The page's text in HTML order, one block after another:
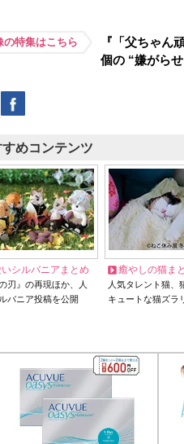
の特集はこちら
『「父ちゃん
個の “嫌がら
すめコンテンツ
シルバニアまとめ
刃』の再現ほか、人
バニア投稿を公開
癒やしの猫ま
人気タレント猫
キュートな猫ズラ